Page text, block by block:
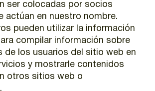
ser colocadas por socios
actúan en nuestro nombre.
pueden utilizar la información
compilar información sobre
de los usuarios del sitio web en
y mostrarle contenidos
otros sitios web o